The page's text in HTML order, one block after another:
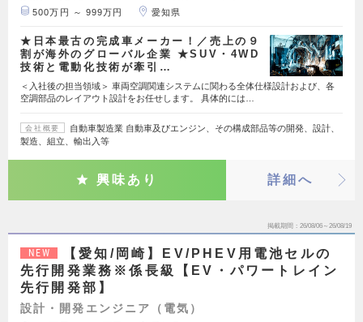
500万円 ～ 999万円 愛知県
★日本最古の完成車メーカー！／売上の９
割が海外のグローバル企業 ★SUV・4WD
技術と電動化技術が牽引…
＜入社後の担当領域＞ 車両空調関連システムに関わる全体仕様設計および、各
空調部品のレイアウト設計をお任せします。 具体的には…
会社概要
自動車製造業 自動車及びエンジン、その構成部品等の開発、設計、
製造、組立、輸出入等
興味あり 詳細へ
掲載期間 26/08/06～26/08/19
NEW
【愛知/岡崎】EV/PHEV用電池セルの
先行開発業務※係長級【EV・パワートレイン
先行開発部】
設計・開発エンジニア（電気）